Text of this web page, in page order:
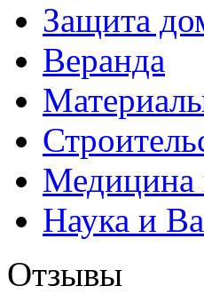
Защита
Веранда
Медицина
Наука и
Отзывы